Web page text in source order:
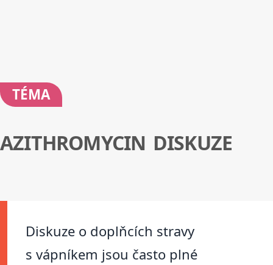
TÉMA
AZITHROMYCIN DISKUZE
Diskuze o doplňcích stravy
s vápníkem jsou často plné